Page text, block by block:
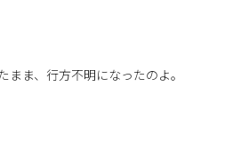
ま、行方不明になったのよ。